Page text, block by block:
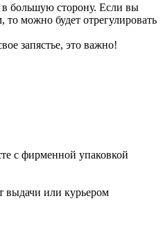
в большую сторону. Если вы
то можно будет отрегулировать
запястье, это важно!
c фирменной упаковкой
или курьером